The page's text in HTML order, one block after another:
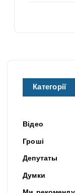
Категорії
Відео
Гроші
Депутаты
Думки